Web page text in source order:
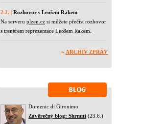
2.2. | Rozhovor s Leošem Rakem
Na serveru plzen.cz si můžete přečíst rozhovor
s trenérem reprezentace Leošem Rakem.
» ARCHIV ZPRÁV
Domenic di Gironimo
Závěrečný blog: Shrnutí (23.6.)